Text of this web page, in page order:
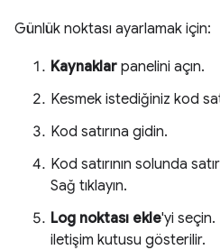
Günlük noktası ayarlamak için:
Kaynaklar panelini açın.
Kesmek istediğiniz kod
Kod satırına gidin.
Kod satırının solunda
Sağ tıklayın.
Log noktası ekle'yi seçin.
iletişim kutusu gösterilir.